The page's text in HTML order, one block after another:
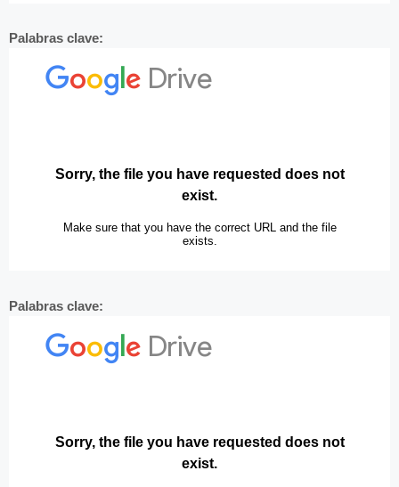
Palabras clave:
Palabras clave: